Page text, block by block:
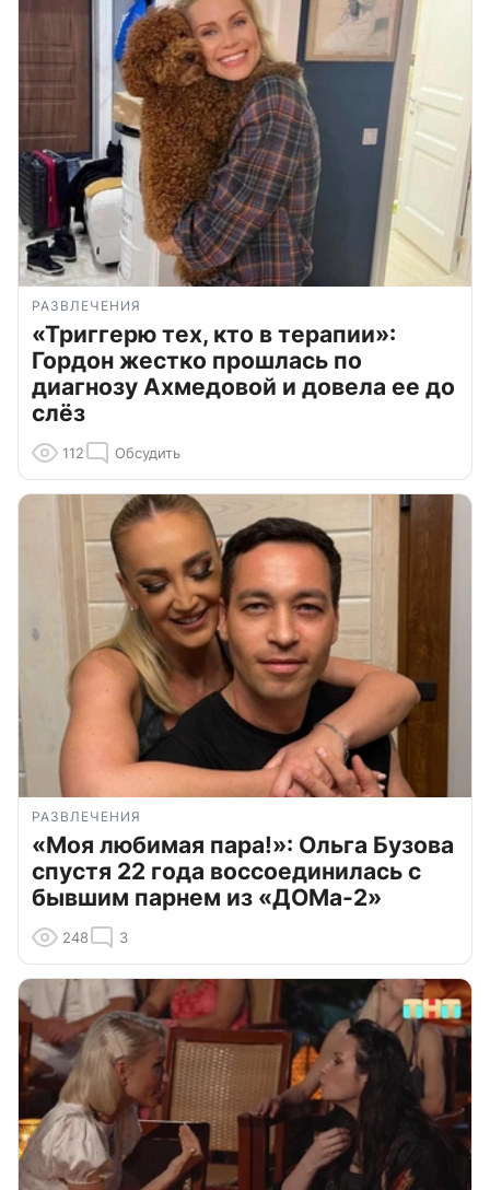
РАЗВЛЕЧЕНИЯ
«Триггерю тех, кто в терапии»:
Гордон жестко прошлась по
диагнозу Ахмедовой и довела ее до
слёз
112 Обсудить
РАЗВЛЕЧЕНИЯ
«Моя любимая пара!»: Ольга Бузова
спустя 22 года воссоединилась с
бывшим парнем из «ДОМа-2»
248 3